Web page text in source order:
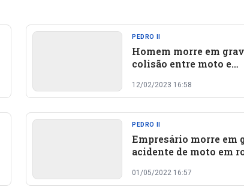
PEDRO II
Homem morre em
colisão entre moto e
12/02/2023 16:58
PEDRO II
Empresário morre em
acidente de moto em
01/05/2022 16:57